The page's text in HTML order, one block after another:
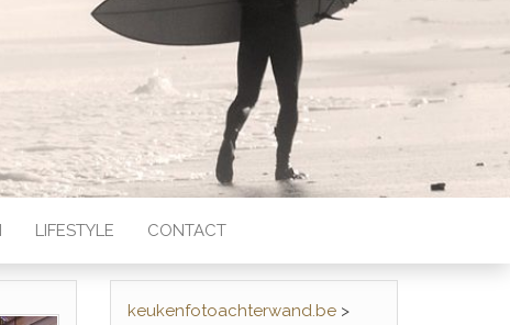
LIFESTYLE CONTACT
keukenfotoachterwand.be>